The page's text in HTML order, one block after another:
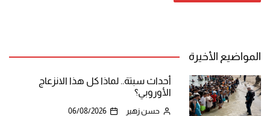
المواضيع الأخيرة
أحداث سبتة.. لماذا كل هذا الانزعاج
الأوروبي؟
حسن زهير 06/08/2026